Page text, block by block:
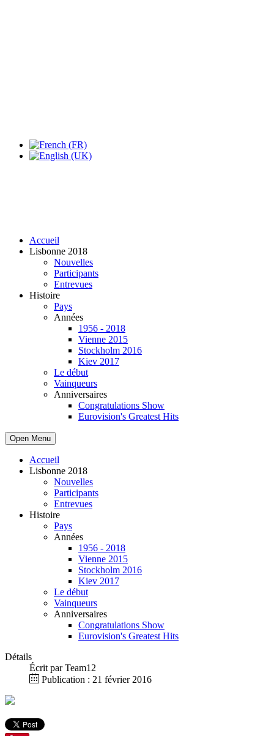
Accueil
Lisbonne 2018
Nouvelles
Participants
Entrevues
Histoire
Pays
Années
1956 - 2018
Vienne 2015
Stockholm 2016
Kiev 2017
Le début
Vainqueurs
Anniversaires
Congratulations Show
Eurovision's Greatest Hits
Open Menu
Accueil
Lisbonne 2018
Nouvelles
Participants
Entrevues
Histoire
Pays
Années
1956 - 2018
Vienne 2015
Stockholm 2016
Kiev 2017
Le début
Vainqueurs
Anniversaires
Congratulations Show
Eurovision's Greatest Hits
Détails
Écrit parTeam12
Publication : 21 février 2016